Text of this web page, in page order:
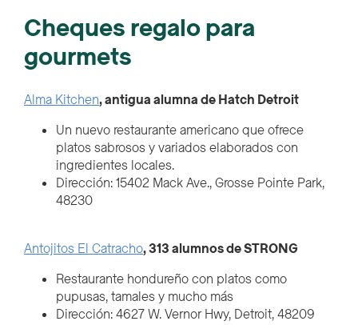
Cheques regalo para
gourmets
Alma Kitchen, antigua alumna de Hatch Detroit
Un nuevo restaurante americano que ofrece
platos sabrosos y variados elaborados con
ingredientes locales.
Dirección: 15402 Mack Ave., Grosse Pointe Park,
48230
Antojitos El Catracho, 313 alumnos de STRONG
Restaurante hondureño con platos como
pupusas, tamales y mucho más
Dirección: 4627 W. Vernor Hwy, Detroit, 48209